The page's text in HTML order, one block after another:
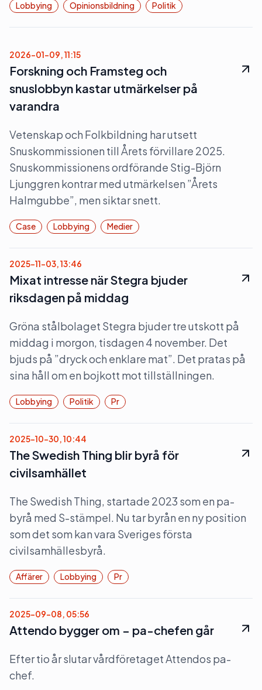
Lobbying Opinionsbildning Politik
2026-01-09, 11:15
Forskning och Framsteg och
snuslobbyn kastar utmärkelser på
varandra
Vetenskap och Folkbildning har utsett
Snuskommissionen till Årets förvillare 2025.
Snuskommissionens ordförande Stig-Björn
Ljunggren kontrar med utmärkelsen ”Årets
Halmgubbe”, men siktar snett.
Case Lobbying Medier
2025-11-03, 13:46
Mixat intresse när Stegra bjuder
riksdagen på middag
Gröna stålbolaget Stegra bjuder tre utskott på
middag i morgon, tisdagen 4 november. Det
bjuds på ”dryck och enklare mat”. Det pratas på
sina håll om en bojkott mot tillställningen.
Lobbying Politik Pr
2025-10-30, 10:44
The Swedish Thing blir byrå för
civilsamhället
The Swedish Thing, startade 2023 som en pa-
byrå med S-stämpel. Nu tar byrån en ny position
som det som kan vara Sveriges första
civilsamhällesbyrå.
Affärer Lobbying Pr
2025-09-08, 05:56
Attendo bygger om – pa-chefen går
Efter tio år slutar vårdföretaget Attendos pa-
chef.